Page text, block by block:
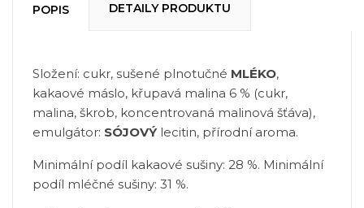
POPIS DETAILY PRODUKTU
Složení: cukr, sušené plnotučné MLÉKO,
kakaové máslo, křupavá malina 6 % (cukr,
malina, škrob, koncentrovaná malinová šťáva),
emulgátor: SÓJOVÝ lecitin, přírodní aroma.
Minimální podíl kakaové sušiny: 28 %. Minimální
podíl mléčné sušiny: 31 %.